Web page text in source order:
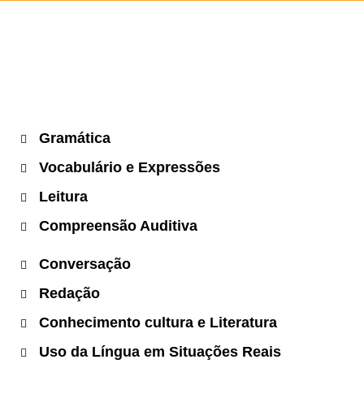
Gramática
Vocabulário e Expressões
Leitura
Compreensão Auditiva
Conversação
Redação
Conhecimento cultura e Literatura
Uso da Língua em Situações Reais